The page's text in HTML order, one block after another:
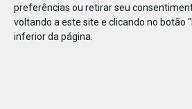
preferências ou retirar seu
voltando a este site e clicando no botão
inferior da página.